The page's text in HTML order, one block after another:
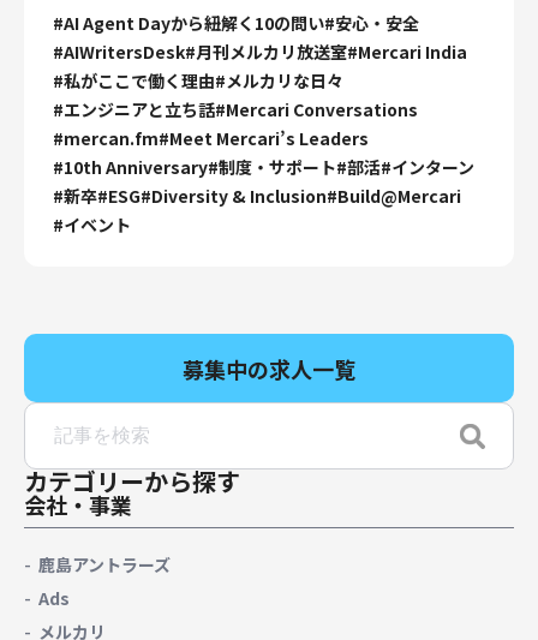
#AI Agent Dayから紐解く10の問い#安心・安全
#AIWritersDesk#月刊メルカリ放送室#Mercari India
#私がここで働く理由#メルカリな日々
#エンジニアと立ち話#Mercari Conversations
#mercan.fm#Meet Mercari’s Leaders
#10th Anniversary#制度・サポート#部活#インターン
#新卒#ESG#Diversity & Inclusion#Build@Mercari
#イベント
募集中の求人一覧
カテゴリーから探す
会社・事業
鹿島アントラーズ
Ads
メルカリ